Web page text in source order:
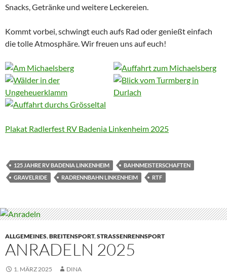
Snacks, Getränke und weitere Leckereien.
Kommt vorbei, schwingt euch aufs Rad oder genießt einfach
die tolle Atmosphäre. Wir freuen uns auf euch!
Plakat Radlerfest RV Badenia Linkenheim 2025
125 JAHRE RV BADENIA LINKENHEIM
BAHNMEISTERSCHAFTEN
GRAVELRIDE
RADRENNBAHN LINKENHEIM RTF
ALLGEMEINES,BREITENSPORT,STRASSENRENNSPORT
ANRADELN 2025
1. MÄRZ 2025 DINA